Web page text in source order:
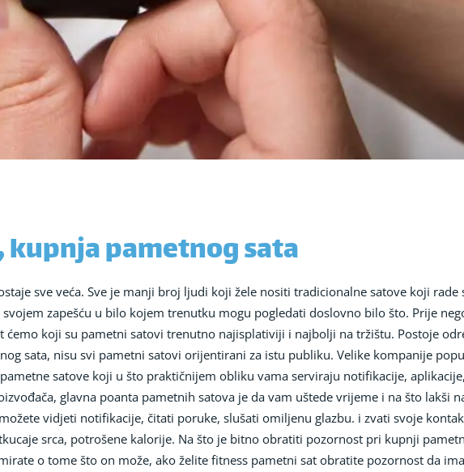
pametnog sata
sve veća. Sve je manji broj ljudi koji žele nositi tradicionalne satove koji rade
zapešću u bilo kojem trenutku mogu pogledati doslovno bilo što. Prije
ćemo koji su pametni satovi trenutno najisplativiji i najbolji na tržištu. Postoje
sata, nisu svi pametni satovi orijentirani za istu publiku. Velike kompanije
satove koji u što praktičnijem obliku vama serviraju notifikacije,
glavna poanta pametnih satova je da vam uštede vrijeme i na što lakši
vidjeti notifikacije, čitati poruke, slušati omiljenu glazbu. i zvati svoje
srca, potrošene kalorije. Na što je bitno obratiti pozornost pri kupnji
o tome što on može, ako želite fitness pametni sat obratite pozornost da